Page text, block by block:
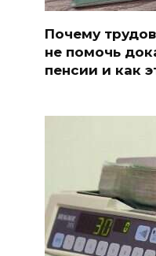
Почему
не помочь
пенсии и как